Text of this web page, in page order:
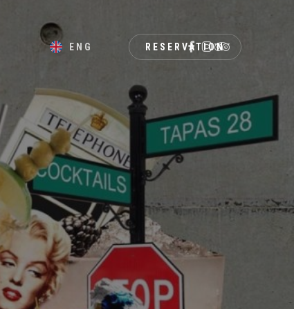
ENG RESERVATION
FACEBOOK
INSTAGRAM
TRIPADVISOR